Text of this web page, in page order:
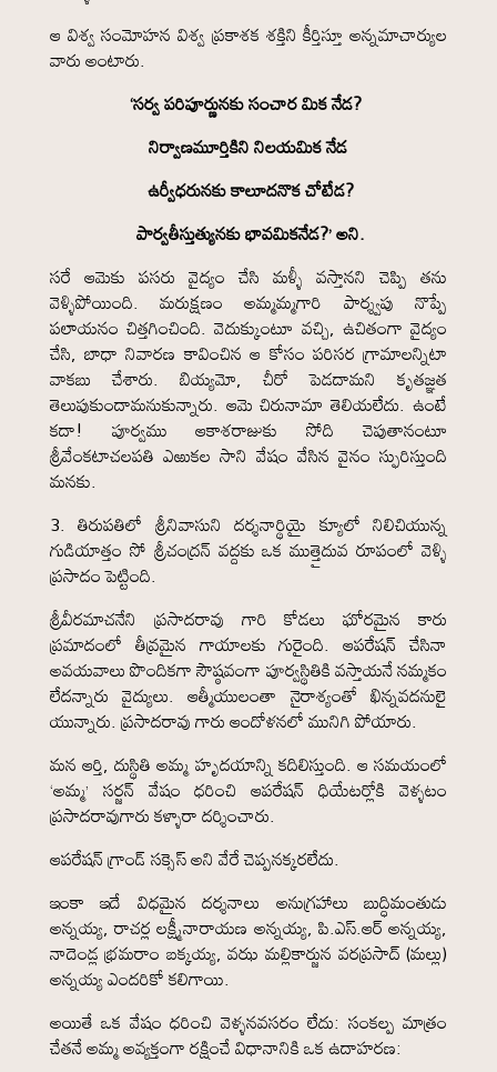
ఆ విశ్వ సంమోహన విశ్వ ప్రకాశక శక్తిని కీర్తిస్తూ అన్నమాచార్యుల
వారు అంటారు.
‘సర్వ పరిపూర్ణునకు సంచార మిక నేడ?
నిర్వాణమూర్తికిని నిలయమిక నేడ
ఉర్వీధరునకు కాలూదనొక చోటేడ?
పార్వతీస్తుత్యునకు భావమికనేడ?’ అని.
సరే ఆమెకు పసరు వైద్యం చేసి మళ్ళీ వస్తానని చెప్పి తను
వెళ్ళిపోయింది. మరుక్షణం అమ్మమ్మగారి పార్శ్వపు నొప్పే
పలాయనం చిత్తగించింది. వెదుక్కుంటూ వచ్చి, ఉచితంగా వైద్యం
చేసి, బాధా నివారణ కావించిన ఆ కోసం పరిసర గ్రామాలన్నిటా
వాకబు చేశారు. బియ్యమో, చీరో పెడదామని కృతజ్ఞత
తెలుపుకుందామనుకున్నారు. ఆమె చిరునామా తెలియలేదు. ఉంటే
కదా! పూర్వము ఆకాశరాజుకు సోది చెపుతానంటూ
శ్రీవేంకటాచలపతి ఎఱుకల సాని వేషం వేసిన వైనం స్ఫురిస్తుంది
మనకు.
3. తిరుపతిలో శ్రీనివాసుని దర్శనార్థియై క్యూలో నిలిచియున్న
గుడియాత్తం సో శ్రీచంద్రన్ వద్దకు ఒక ముత్తైదువ రూపంలో వెళ్ళి
ప్రసాదం పెట్టింది.
శ్రీవీరమాచనేని ప్రసాదరావు గారి కోడలు ఘోరమైన కారు
ప్రమాదంలో తీవ్రమైన గాయాలకు గురైంది. ఆపరేషన్ చేసినా
అవయవాలు పొందికగా సౌష్ఠవంగా పూర్వస్థితికి వస్తాయనే నమ్మకం
లేదన్నారు వైద్యులు. ఆత్మీయులంతా నైరాశ్యంతో ఖిన్నవదనులై
యున్నారు. ప్రసాదరావు గారు ఆందోళనలో మునిగి పోయారు.
మన ఆర్తి, దుస్థితి అమ్మ హృదయాన్ని కదిలిస్తుంది. ఆ సమయంలో
‘అమ్మ’ సర్జన్ వేషం ధరించి ఆపరేషన్ ధియేటర్లోకి వెళ్ళటం
ప్రసాదరావుగారు కళ్ళారా దర్శించారు.
ఆపరేషన్ గ్రాండ్ సక్సెస్ అని వేరే చెప్పనక్కరలేదు.
ఇంకా ఇదే విధమైన దర్శనాలు అనుగ్రహాలు బుద్ధిమంతుడు
అన్నయ్య, రాచర్ల లక్ష్మీనారాయణ అన్నయ్య, పి.ఎస్.ఆర్ అన్నయ్య,
నాదెండ్ల భ్రమరాం బక్కయ్య, వఝ మల్లికార్జున వరప్రసాద్ (మల్లు)
అన్నయ్య ఎందరికో కలిగాయి.
అయితే ఒక వేషం ధరించి వెళ్ళనవసరం లేదు: సంకల్ప మాత్రం
చేతనే అమ్మ అవ్యక్తంగా రక్షించే విధానానికి ఒక ఉదాహరణ: